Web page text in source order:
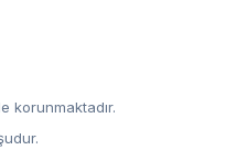
korunmaktadır.